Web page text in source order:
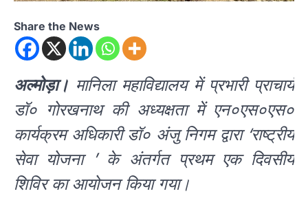
Share the News
अल्मोड़ा। मानिला महाविद्यालय में प्रभारी प्राचार्य
डॉ० गोरखनाथ की अध्यक्षता में एन०एस०एस०
कार्यक्रम अधिकारी डॉ० अंजु निगम द्वारा ‘राष्ट्रीय
सेवा योजना ’ के अंतर्गत प्रथम एक दिवसीय
शिविर का आयोजन किया गया।